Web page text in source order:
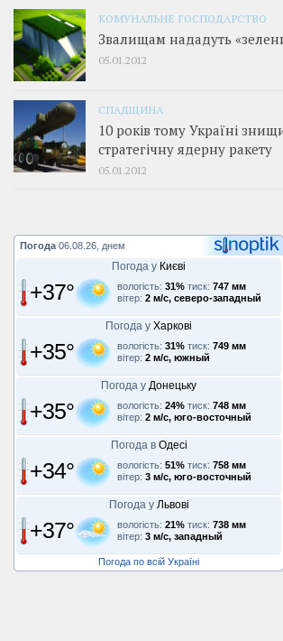
КОМУНАЛЬНЕ ГОСПОДАРСТВО
Звалищам нададуть
05.01.2012
СПАДЩИНА
10 років тому Україні
стратегічну ядерну ракету
05.01.2012
Погода 06.08.26, днем
Погода у Києві
+37° вологість: 31% тиск: 747 мм
вітер: 2 м/с, северо-западный
Погода у Харкові
+35° вологість: 31% тиск: 749 мм
вітер: 2 м/с, южный
Погода у Донецьку
+35° вологість: 24% тиск: 748 мм
вітер: 2 м/с, юго-восточный
Погода в Одесі
+34° вологість: 51% тиск: 758 мм
вітер: 3 м/с, юго-восточный
Погода у Львові
+37° вологість: 21% тиск: 738 мм
вітер: 3 м/с, западный
Погода по всій Україні